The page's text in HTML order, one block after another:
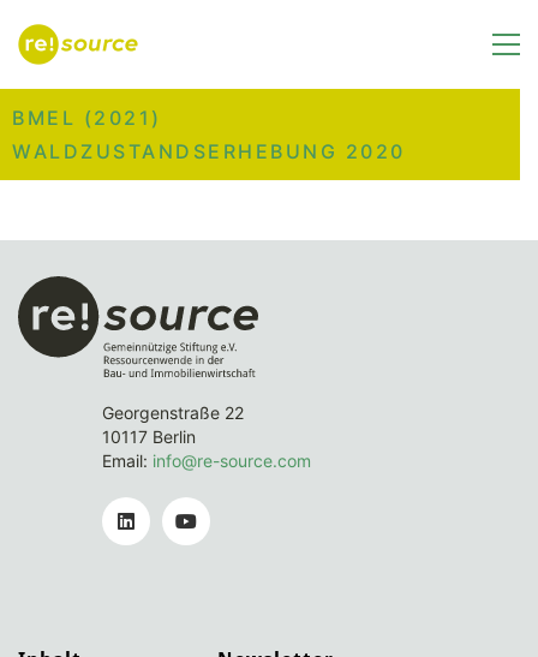
BMEL (2021)
WALDZUSTANDSERHEBUNG 2020
Georgenstraße 22
10117 Berlin
Email: info@re-source.com